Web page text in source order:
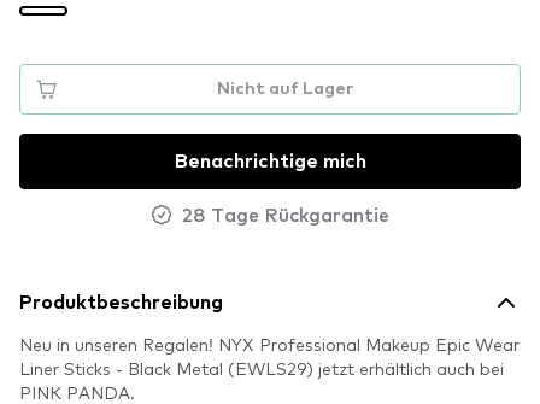
Nicht auf Lager
Benachrichtige mich
28 Tage Rückgarantie
Produktbeschreibung
Neu in unseren Regalen! NYX Professional Makeup Epic Wear
Liner Sticks - Black Metal (EWLS29) jetzt erhältlich auch bei
PINK PANDA.